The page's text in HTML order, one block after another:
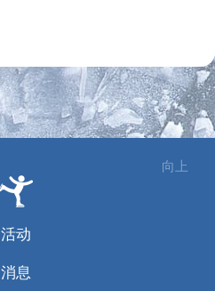
向上
活动
消息